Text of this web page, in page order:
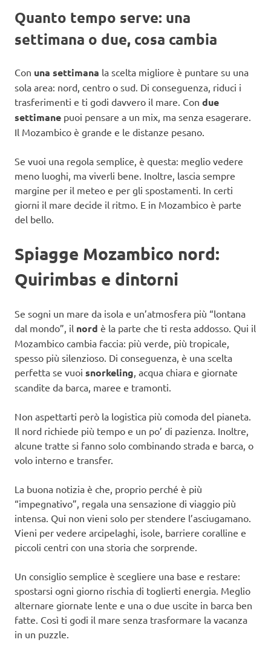
Quanto tempo serve: una
settimana o due, cosa cambia
Con una settimana la scelta migliore è puntare su una
sola area: nord, centro o sud. Di conseguenza, riduci i
trasferimenti e ti godi davvero il mare. Con due
settimane puoi pensare a un mix, ma senza esagerare.
Il Mozambico è grande e le distanze pesano.
Se vuoi una regola semplice, è questa: meglio vedere
meno luoghi, ma viverli bene. Inoltre, lascia sempre
margine per il meteo e per gli spostamenti. In certi
giorni il mare decide il ritmo. E in Mozambico è parte
del bello.
Spiagge Mozambico nord:
Quirimbas e dintorni
Se sogni un mare da isola e un’atmosfera più “lontana
dal mondo”, il nord è la parte che ti resta addosso. Qui il
Mozambico cambia faccia: più verde, più tropicale,
spesso più silenzioso. Di conseguenza, è una scelta
perfetta se vuoi snorkeling, acqua chiara e giornate
scandite da barca, maree e tramonti.
Non aspettarti però la logistica più comoda del pianeta.
Il nord richiede più tempo e un po’ di pazienza. Inoltre,
alcune tratte si fanno solo combinando strada e barca, o
volo interno e transfer.
La buona notizia è che, proprio perché è più
“impegnativo”, regala una sensazione di viaggio più
intensa. Qui non vieni solo per stendere l’asciugamano.
Vieni per vedere arcipelaghi, isole, barriere coralline e
piccoli centri con una storia che sorprende.
Un consiglio semplice è scegliere una base e restare:
spostarsi ogni giorno rischia di toglierti energia. Meglio
alternare giornate lente e una o due uscite in barca ben
fatte. Così ti godi il mare senza trasformare la vacanza
in un puzzle.